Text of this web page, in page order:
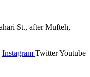
St., after Mufteh,
Instagram TwitterYoutube